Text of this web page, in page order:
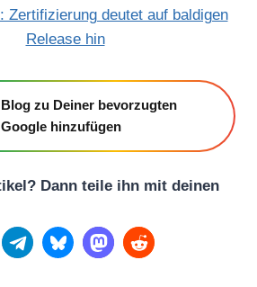
Zertifizierung deutet auf baldigen
Release hin
zu Deiner bevorzugten
hinzufügen
Dann teile ihn mit deinen